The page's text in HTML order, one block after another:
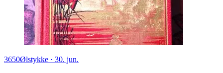
3650Ølstykke · 30. jun.